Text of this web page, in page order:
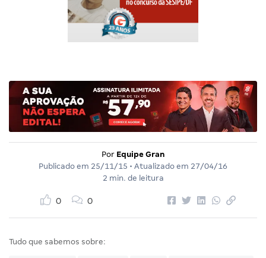
Por Equipe Gran
Publicado em 25/11/15 • Atualizado em 27/04/16
2 min. de leitura
0 0
Tudo que sabemos sobre: